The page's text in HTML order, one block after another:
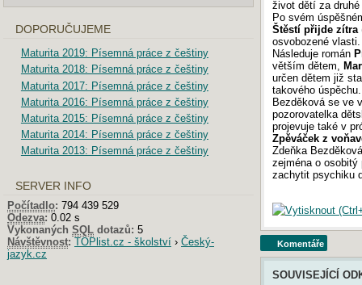
život dětí za
Po svém
Štěstí přijde zítra
osvobozené vlasti.
Následuje román
větším dětem,
určen dětem již
takového úspěchu.
Bezděková se ve
pozorovatelka
projevuje také v
Zpěváček z
Zdeňka
zejména o
zachytit psychiku
Komentáře
SOUVISEJÍCÍ
DOPORUČUJEME
Maturita 2019: Písemná práce z češtiny
Maturita 2018: Písemná práce z češtiny
Maturita 2017: Písemná práce z češtiny
Maturita 2016: Písemná práce z češtiny
Maturita 2015: Písemná práce z češtiny
Maturita 2014: Písemná práce z češtiny
Maturita 2013: Písemná práce z češtiny
SERVER INFO
Počítadlo: 794 439 529
Odezva: 0.02 s
Vykonaných SQLdotazů: 5
Návštěvnost: TOPlist.cz - školství› Český-
jazyk.cz